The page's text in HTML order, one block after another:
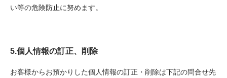
い等の危険防止に努めます。
5.個人情報の訂正、削除
お客様からお預かりした個人情報の訂正・削除は下記の問合せ先